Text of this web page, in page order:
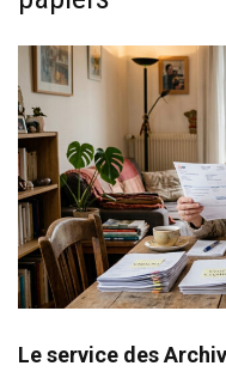
Le service des